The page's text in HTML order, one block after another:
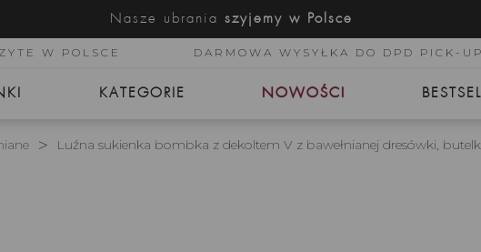
Nasze ubrania szyjemy w Polsce
W POLSCE DARMOWA WYSYŁKA DO DPD PICK-UP
KATEGORIE NOWOŚCI
Luźna sukienka bombka z dekoltem V z bawełnianej dresówki,